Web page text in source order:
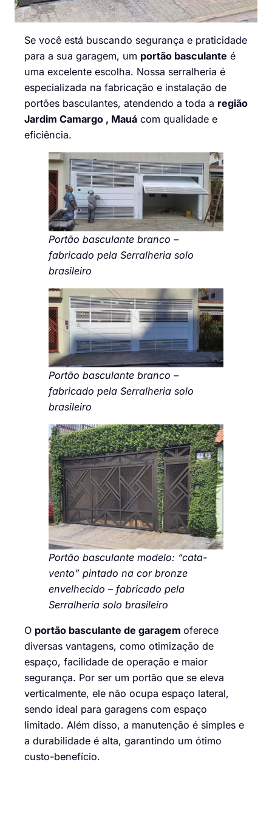
Se você está buscando segurança e praticidade
para a sua garagem, um portão basculante é
uma excelente escolha. Nossa serralheria é
especializada na fabricação e instalação de
portões basculantes, atendendo a toda a região
Jardim Camargo , Mauá com qualidade e
eficiência.
Portão basculante branco –
fabricado pela Serralheria solo
brasileiro
Portão basculante branco –
fabricado pela Serralheria solo
brasileiro
Portão basculante modelo: “cata-
vento” pintado na cor bronze
envelhecido – fabricado pela
Serralheria solo brasileiro
O portão basculante de garagem oferece
diversas vantagens, como otimização de
espaço, facilidade de operação e maior
segurança. Por ser um portão que se eleva
verticalmente, ele não ocupa espaço lateral,
sendo ideal para garagens com espaço
limitado. Além disso, a manutenção é simples e
a durabilidade é alta, garantindo um ótimo
custo-benefício.